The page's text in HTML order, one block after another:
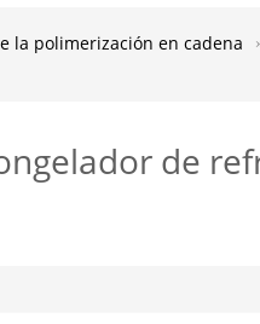
la polimerización en cadena
de